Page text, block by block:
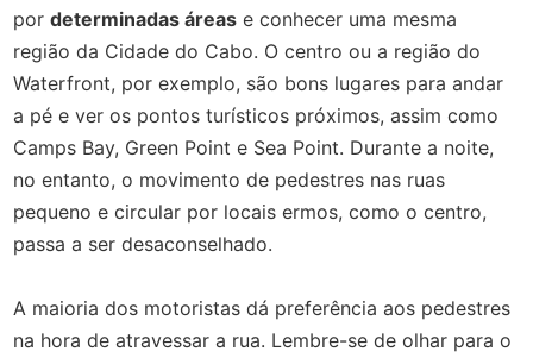
pordeterminadas áreas e conhecer uma mesma
região da Cidade do Cabo. O centro ou a região do
Waterfront, por exemplo, são bons lugares para andar
a pé e ver os pontos turísticos próximos, assim como
Camps Bay, Green Point e Sea Point. Durante a noite,
no entanto, o movimento de pedestres nas ruas
pequeno e circular por locais ermos, como o centro,
passa a ser desaconselhado.
A maioria dos motoristas dá preferência aos pedestres
na hora de atravessar a rua. Lembre-se de olhar para o